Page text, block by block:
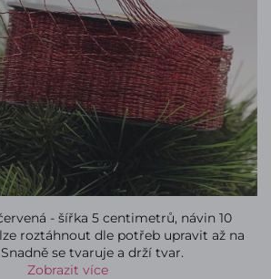
- šířka 5 centimetrů, návin 10
roztáhnout dle potřeb upravit až na
se tvaruje a drží tvar.
Zobrazit více